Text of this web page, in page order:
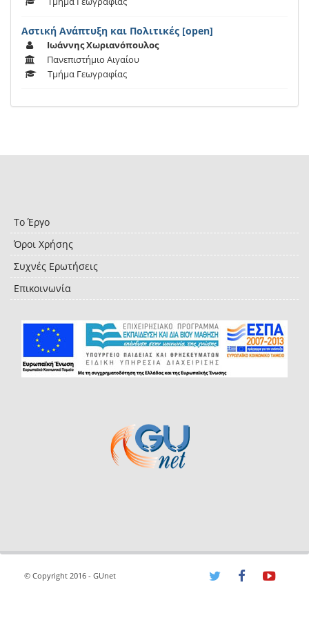
Αστική Ανάπτυξη και Πολιτικές [open]
Ιωάννης Χωριανόπουλος
Πανεπιστήμιο Αιγαίου
Τμήμα Γεωγραφίας
Το Έργο
Όροι Χρήσης
Συχνές Ερωτήσεις
Επικοινωνία
© Copyright 2016 - GUnet